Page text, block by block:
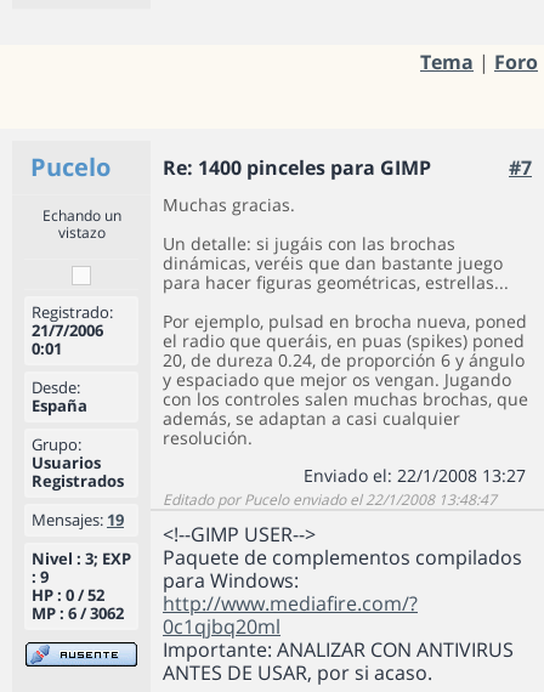
Tema | Foro
Pucelo Re: 1400 pinceles para GIMP #7
Echando un
vistazo
Registrado:
21/7/2006
0:01
Desde:
España
Grupo:
Usuarios
Registrados
Mensajes: 19
Nivel : 3; EXP
: 9
HP : 0 / 52
MP : 6 / 3062
Muchas gracias.
Un detalle: si jugáis con las brochas
dinámicas, veréis que dan bastante juego
para hacer figuras geométricas, estrellas...
Por ejemplo, pulsad en brocha nueva, poned
el radio que queráis, en puas (spikes) poned
20, de dureza 0.24, de proporción 6 y ángulo
y espaciado que mejor os vengan. Jugando
con los controles salen muchas brochas, que
además, se adaptan a casi cualquier
resolución.
Enviado el: 22/1/2008 13:27
Editado por Pucelo enviado el 22/1/2008 13:48:47
<!--GIMP USER-->
Paquete de complementos compilados
para Windows:
http://www.mediafire.com/?
0c1qjbq20ml
Importante: ANALIZAR CON ANTIVIRUS
ANTES DE USAR, por si acaso.